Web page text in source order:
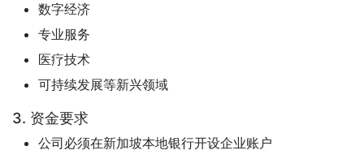
数字经济
专业服务
医疗技术
可持续发展等新兴领域
3. 资金要求
公司必须在新加坡本地银行开设企业账户